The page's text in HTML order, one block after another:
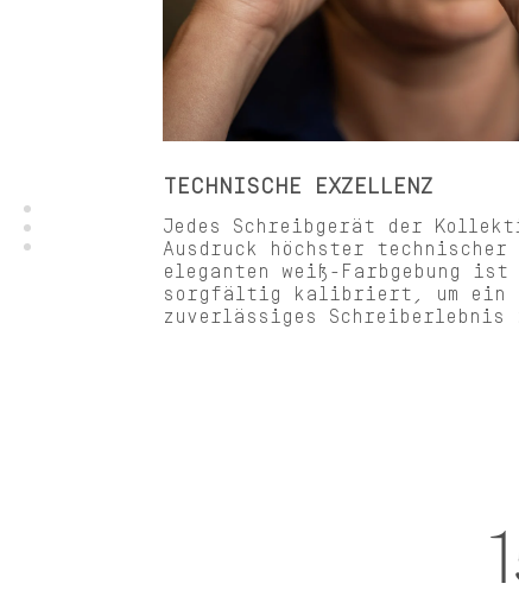
TECHNISCHE EXZELLENZ
Jedes Schreibgerät der
Ausdruck höchster
eleganten weiß-Farbgebung ist
sorgfältig kalibriert, um ein
zuverlässiges Schreiberlebnis